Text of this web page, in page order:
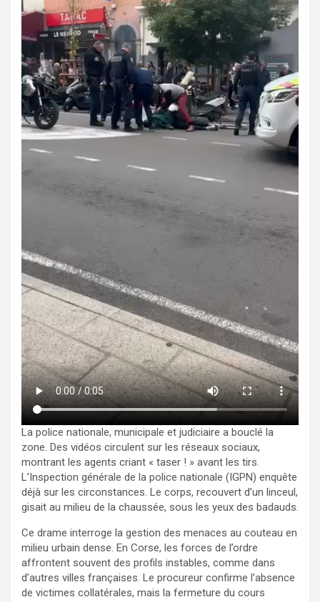
La police nationale, municipale et judiciaire a bouclé la
zone. Des vidéos circulent sur les réseaux sociaux,
montrant les agents criant « taser ! » avant les tirs.
L’Inspection générale de la police nationale (IGPN) enquête
déjà sur les circonstances. Le corps, recouvert d’un linceul,
gisait au milieu de la chaussée, sous les yeux des badauds.
Ce drame interroge la gestion des menaces au couteau en
milieu urbain dense. En Corse, les forces de l’ordre
affrontent souvent des profils instables, comme dans
d’autres villes françaises. Le procureur confirme l’absence
de victimes collatérales, mais la fermeture du cours